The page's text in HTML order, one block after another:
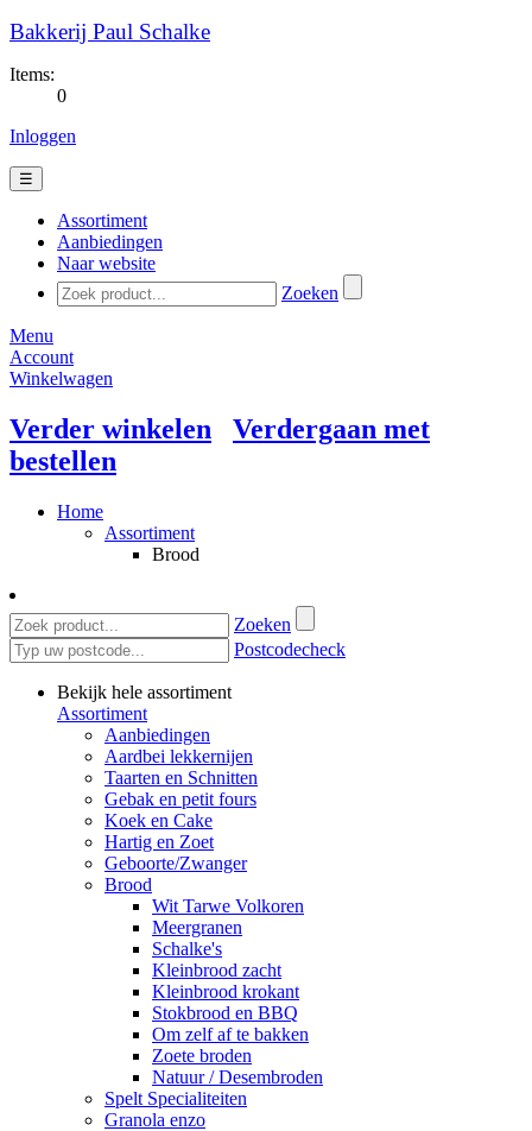
Bakkerij Paul Schalke
Items:
0
Inloggen
☰
Assortiment
Aanbiedingen
Naar website
Zoeken
Menu
Account
Winkelwagen
Verder winkelen
Verdergaan met
bestellen
Home
Assortiment
Brood
Zoeken
Postcodecheck
Bekijk hele assortiment
Assortiment
Aanbiedingen
Aardbei lekkernijen
Taarten en Schnitten
Gebak en petit fours
Koek en Cake
Hartig en Zoet
Geboorte/Zwanger
Brood
Wit Tarwe Volkoren
Meergranen
Schalke's
Kleinbrood zacht
Kleinbrood krokant
Stokbrood en BBQ
Om zelf af te bakken
Zoete broden
Natuur / Desembroden
Spelt Specialiteiten
Granola enzo